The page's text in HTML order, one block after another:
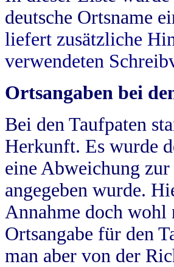
deutsche Ortsname
liefert zusätzliche
verwendeten
Ortsangaben bei
Bei den Taufpaten
Herkunft. Es wurde
eine Abweichung
angegeben wurde.
Annahme doch
Ortsangabe für den
man aber von der